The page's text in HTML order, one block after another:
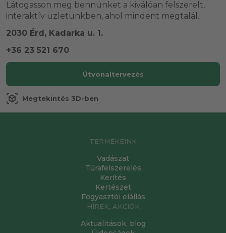
Látogasson meg bennünket a kiválóan felszerelt,
interaktív üzletünkben, ahol mindent megtalál.
2030 Érd, Kadarka u. 1.
+36 23 521 670
Útvonaltervezés
view_in_ar Megtekintés 3D-ben
TERMÉKEINK
Vadászat
Túrafelszerelés
Kerítés
Kertészet
Fogyasztói elállás
HÍREK, AKCIÓK
Aktualitások, blog